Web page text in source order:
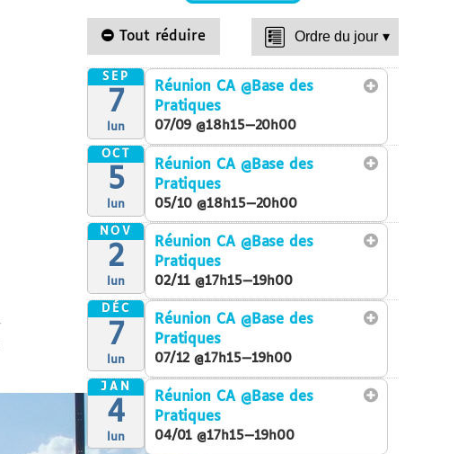
Tout réduire Ordre du jour ▾
SEP
7
lun
Réunion CA @Base des
Pratiques
07/09 @18h15—20h00
OCT
5
lun
Réunion CA @Base des
Pratiques
05/10 @18h15—20h00
NOV
2
lun
Réunion CA @Base des
Pratiques
02/11 @17h15—19h00
DÉC
7
lun
Réunion CA @Base des
Pratiques
07/12 @17h15—19h00
JAN
4
lun
Réunion CA @Base des
Pratiques
04/01 @17h15—19h00